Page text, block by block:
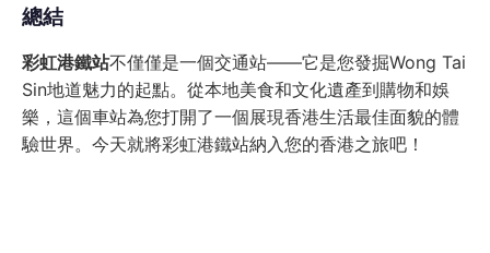
總結
彩虹港鐵站不僅僅是一個交通站——它是您發掘Wong Tai
Sin地道魅力的起點。從本地美食和文化遺產到購物和娛
樂，這個車站為您打開了一個展現香港生活最佳面貌的體
驗世界。今天就將彩虹港鐵站納入您的香港之旅吧！